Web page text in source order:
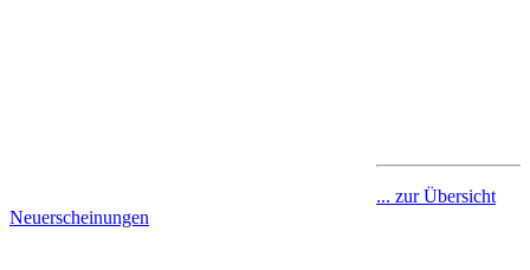
... zur Übersicht
Neuerscheinungen